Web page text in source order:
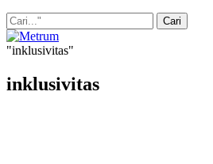
"inklusivitas"
inklusivitas